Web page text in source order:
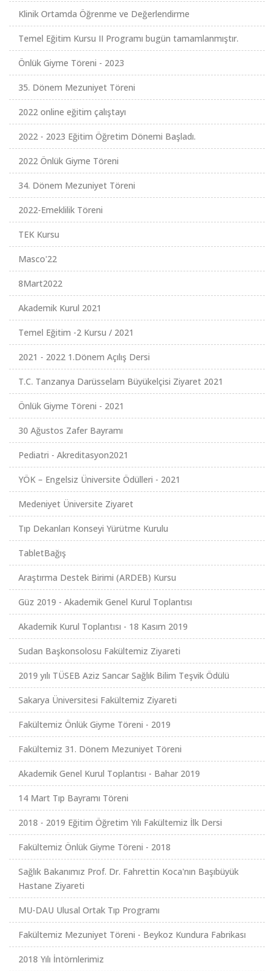
Klinik Ortamda Öğrenme ve Değerlendirme
Temel Eğitim Kursu II Programı bugün tamamlanmıştır.
Önlük Giyme Töreni - 2023
35. Dönem Mezuniyet Töreni
2022 online eğitim çalıştayı
2022 - 2023 Eğitim Öğretim Dönemi Başladı.
2022 Önlük Giyme Töreni
34. Dönem Mezuniyet Töreni
2022-Emeklilik Töreni
TEK Kursu
Masco'22
8Mart2022
Akademik Kurul 2021
Temel Eğitim -2 Kursu / 2021
2021 - 2022 1.Dönem Açılış Dersi
T.C. Tanzanya Darüsselam Büyükelçisi Ziyaret 2021
Önlük Giyme Töreni - 2021
30 Ağustos Zafer Bayramı
Pediatri - Akreditasyon2021
YÖK – Engelsiz Üniversite Ödülleri - 2021
Medeniyet Üniversite Ziyaret
Tıp Dekanları Konseyi Yürütme Kurulu
TabletBağış
Araştırma Destek Birimi (ARDEB) Kursu
Güz 2019 - Akademik Genel Kurul Toplantısı
Akademik Kurul Toplantısı - 18 Kasım 2019
Sudan Başkonsolosu Fakültemiz Ziyareti
2019 yılı TÜSEB Aziz Sancar Sağlık Bilim Teşvik Ödülü
Sakarya Üniversitesi Fakültemiz Ziyareti
Fakültemiz Önlük Giyme Töreni - 2019
Fakültemiz 31. Dönem Mezuniyet Töreni
Akademik Genel Kurul Toplantısı - Bahar 2019
14 Mart Tıp Bayramı Töreni
2018 - 2019 Eğitim Öğretim Yılı Fakültemiz İlk Dersi
Fakültemiz Önlük Giyme Töreni - 2018
Sağlık Bakanımız Prof. Dr. Fahrettin Koca'nın Başıbüyük
Hastane Ziyareti
MU-DAU Ulusal Ortak Tıp Programı
Fakültemiz Mezuniyet Töreni - Beykoz Kundura Fabrikası
2018 Yılı İntörnlerimiz